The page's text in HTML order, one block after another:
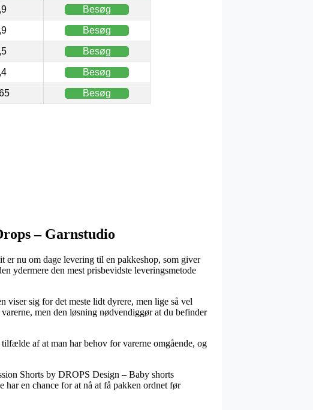
Besøg
Besøg
Besøg
Besøg
Besøg
– Garnstudio
er nu om dage levering til en pakkeshop, som giver
ydermere den mest prisbevidste leveringsmetode
sig for det meste lidt dyrere, men lige så vel
men den løsning nødvendiggør at du befinder
af at man har behov for varerne omgående, og
Shorts by DROPS Design – Baby shorts
har en chance for at nå at få pakken ordnet før